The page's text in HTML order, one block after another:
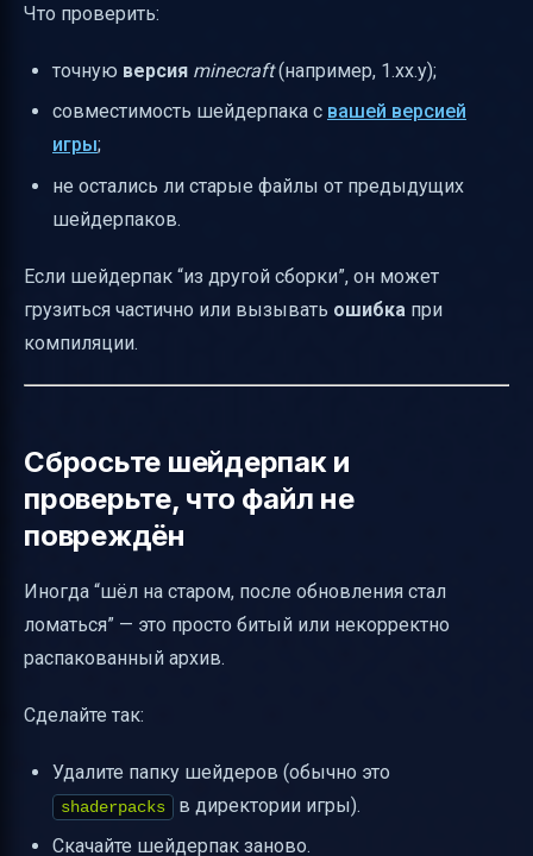
Что проверить:
точную версия minecraft(например, 1.xx.y);
совместимость шейдерпака с вашей версией
игры;
не остались ли старые файлы от предыдущих
шейдерпаков.
Если шейдерпак “из другой сборки”, он может
грузиться частично или вызывать ошибка при
компиляции.
Сбросьте шейдерпак и
проверьте, что файл не
повреждён
Иногда “шёл на старом, после обновления стал
ломаться” — это просто битый или некорректно
распакованный архив.
Сделайте так:
Удалите папку шейдеров (обычно это
shaderpacks
в директории игры).
Скачайте шейдерпак заново.